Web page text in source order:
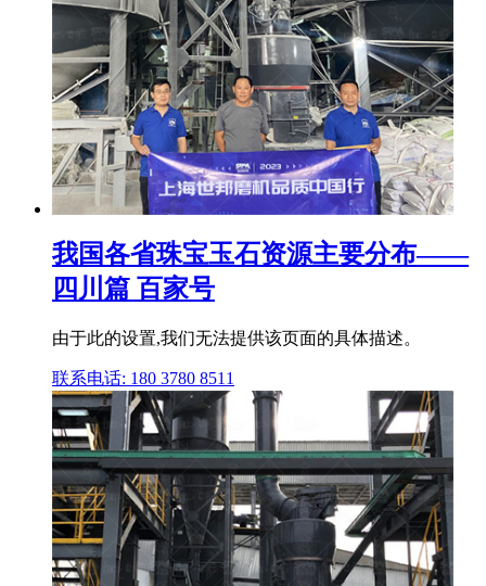
我国各省珠宝玉石资源主要分布——
四川篇 百家号
由于此的设置,我们无法提供该页面的具体描述。
联系电话: 180 3780 8511